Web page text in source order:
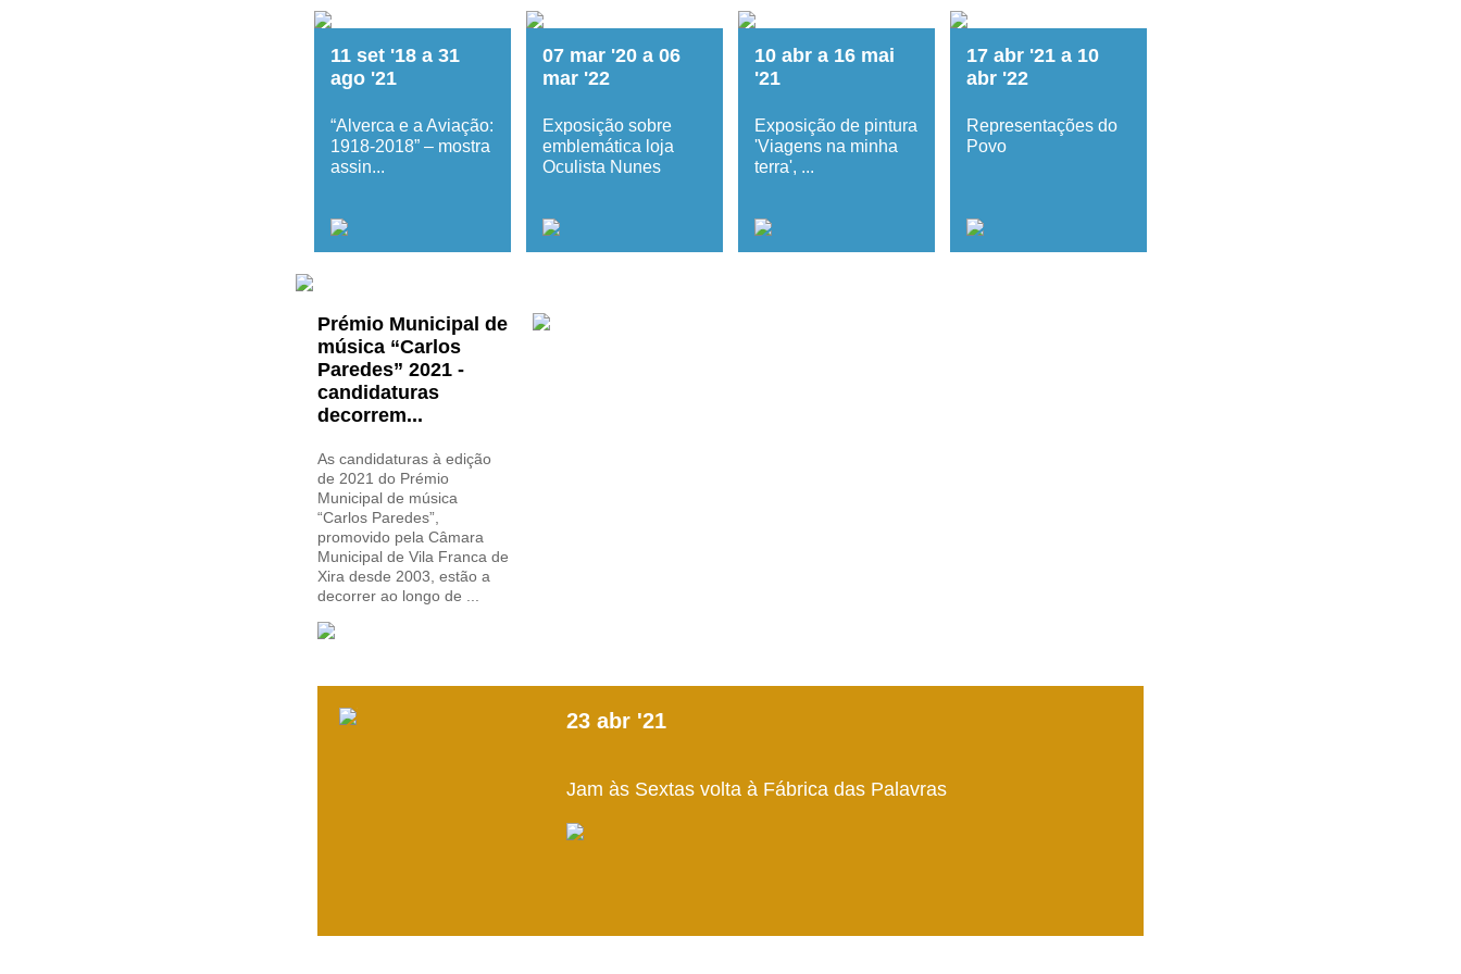
11 set '18 a 31
ago '21
“Alverca e a Aviação:
1918-2018” – mostra
assin...
07 mar '20 a 06
mar '22
Exposição sobre
emblemática loja
Oculista Nunes
10 abr a 16 mai
'21
Exposição de pintura
'Viagens na minha
terra', ...
17 abr '21 a 10
abr '22
Representações do
Povo
Prémio Municipal de
música “Carlos
Paredes” 2021 -
candidaturas
decorrem...
As candidaturas à edição
de 2021 do Prémio
Municipal de música
“Carlos Paredes”,
promovido pela Câmara
Municipal de Vila Franca de
Xira desde 2003, estão a
decorrer ao longo de ...
23 abr '21
Jam às Sextas volta à Fábrica das Palavras